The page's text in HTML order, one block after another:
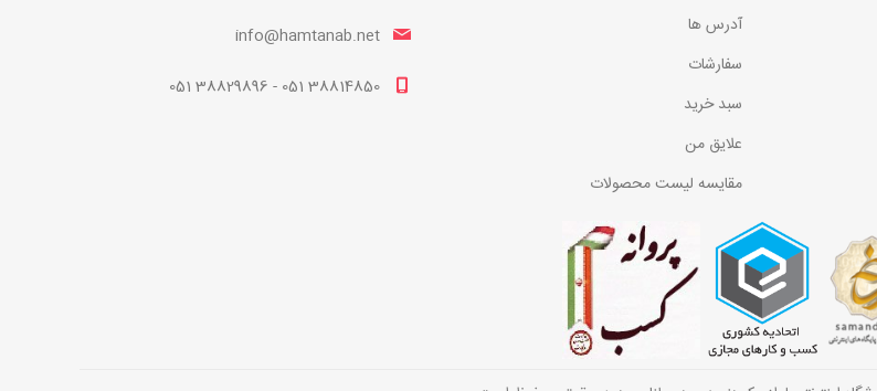
آدرس ها
سفارشات
سبد خرید
علایق من
مقایسه لیست محصولات
info@hamtanab.net
38814850 051 - 38829896 051